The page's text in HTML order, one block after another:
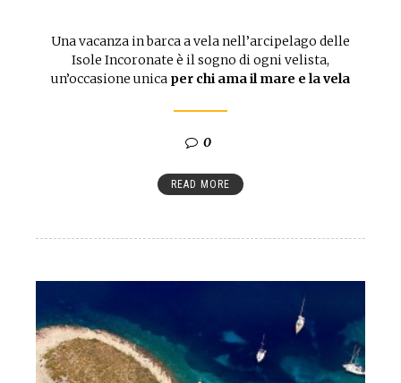
Una vacanza in barca a vela nell’arcipelago delle
Isole Incoronate è il sogno di ogni velista,
un’occasione unica per chi ama il mare e la vela
0
READ MORE